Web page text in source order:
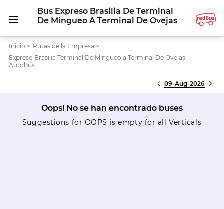
Bus Expreso Brasilia De Terminal
De Mingueo A Terminal De Ovejas
Inicio > Rutas de la Empresa >
Expreso Brasilia Terminal De Mingueo a Terminal De Ovejas
Autobús
09-Aug-2026
Oops! No se han encontrado buses
Suggestions for OOPS is empty for all Verticals